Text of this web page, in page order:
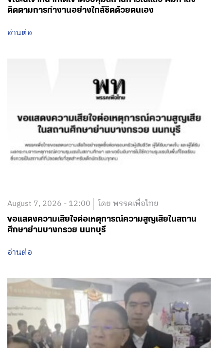
August 7, 2026 - 12:00 โดย พรรคเพื่อไทย
อ่านต่อ